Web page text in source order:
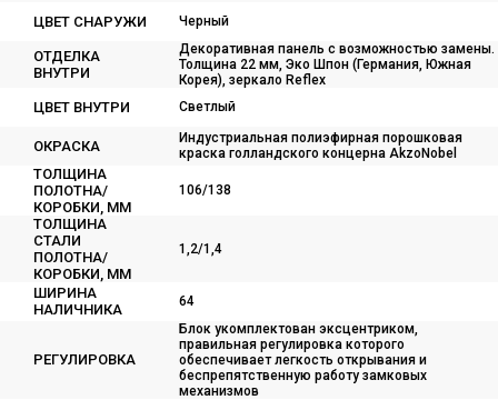
ЦВЕТ СНАРУЖИ Черный
ОТДЕЛКА
ВНУТРИ
Декоративная панель с возможностью замены.
Толщина 22 мм, Эко Шпон (Германия, Южная
Корея), зеркало Reflex
ЦВЕТ ВНУТРИ Светлый
ОКРАСКА
Индустриальная полиэфирная порошковая
краска голландского концерна AkzoNobel
ТОЛЩИНА
ПОЛОТНА/
КОРОБКИ, ММ
106/138
ТОЛЩИНА
СТАЛИ
ПОЛОТНА/
КОРОБКИ, ММ
1,2/1,4
ШИРИНА
НАЛИЧНИКА
64
РЕГУЛИРОВКА
Блок укомплектован эксцентриком,
правильная регулировка которого
обеспечивает легкость открывания и
беспрепятственную работу замковых
механизмов